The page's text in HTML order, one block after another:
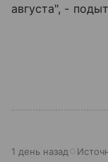
августа", -
1 день назад